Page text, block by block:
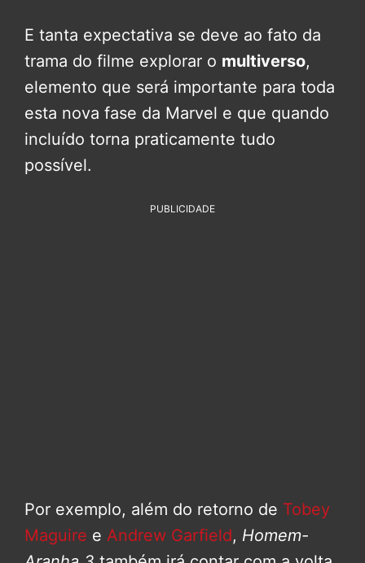
E tanta expectativa se deve ao fato da
trama do filme explorar o multiverso,
elemento que será importante para toda
esta nova fase da Marvel e que quando
incluído torna praticamente tudo
possível.
PUBLICIDADE
Por exemplo, além do retorno de Tobey
Maguire e Andrew Garfield, Homem-